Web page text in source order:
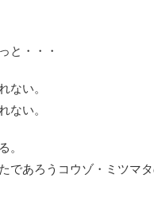
と・・・
ない。
ない。
。
であろうコウゾ・ミツマ